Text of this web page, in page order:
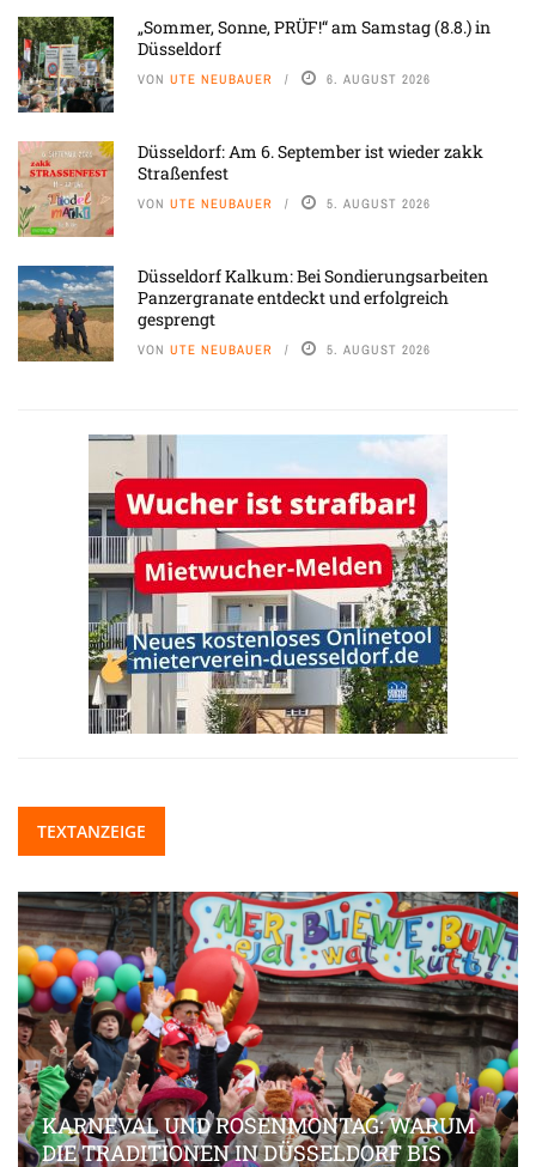
„Sommer, Sonne, PRÜF!“ am Samstag (8.8.) in
Düsseldorf
VON UTE NEUBAUER 6. AUGUST 2026
Düsseldorf: Am 6. September ist wieder zakk
Straßenfest
VON UTE NEUBAUER 5. AUGUST 2026
Düsseldorf Kalkum: Bei Sondierungsarbeiten
Panzergranate entdeckt und erfolgreich
gesprengt
VON UTE NEUBAUER 5. AUGUST 2026
TEXTANZEIGE
KARNEVAL UND ROSENMONTAG: WARUM
DIE TRADITIONEN IN DÜSSELDORF BIS